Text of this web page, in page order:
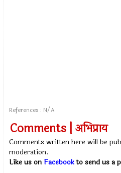
References : N/A
Comments | अभिप्राय
Comments written here will be
moderation.
Like us on Facebookto send us a